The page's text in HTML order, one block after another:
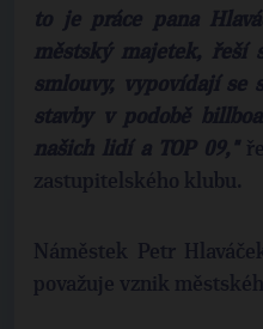
to je práce pana
městský majetek, řeší
smlouvy, vypovídají se
stavby v podobě
našich lidí a TOP 09,"
zastupitelského klubu.
Náměstek Petr
považuje vznik